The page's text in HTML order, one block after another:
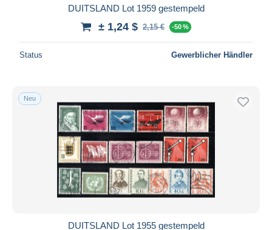
DUITSLAND Lot 1959 gestempeld
± 1,24 $ 2,15 € -50 %
Status Gewerblicher Händler
Neu
DUITSLAND Lot 1955 gestempeld